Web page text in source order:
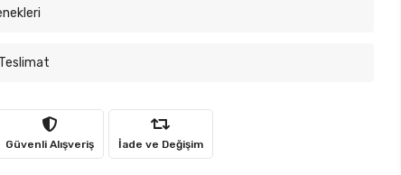
Güvenli Alışveriş İade ve Değişim